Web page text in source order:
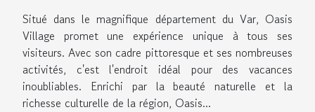
Situé dans le magnifique département du Var, Oasis
Village promet une expérience unique à tous ses
visiteurs. Avec son cadre pittoresque et ses nombreuses
activités, c'est l'endroit idéal pour des vacances
inoubliables. Enrichi par la beauté naturelle et la
richesse culturelle de la région, Oasis...